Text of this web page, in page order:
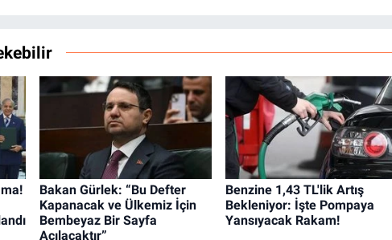
Bakan Gürlek: “Bu Defter
Kapanacak ve Ülkemiz İçin
Bembeyaz Bir Sayfa
Açılacaktır”
Benzine 1,43 TL'lik Artış
Bekleniyor: İşte Pompaya
Yansıyacak Rakam!